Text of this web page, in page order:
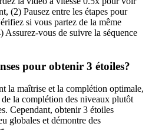
(2) Pausez entre les étapes pour
si vous partez de la même
Assurez-vous de suivre la séquence
pour obtenir 3 étoiles?
la maîtrise et la complétion optimale,
la complétion des niveaux plutôt
Cependant, obtenir 3 étoiles
globales et démontre des